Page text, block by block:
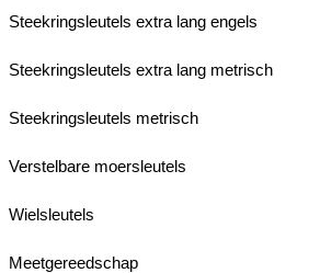
Steekringsleutels extra lang engels
Steekringsleutels extra lang metrisch
Steekringsleutels metrisch
Verstelbare moersleutels
Wielsleutels
Meetgereedschap